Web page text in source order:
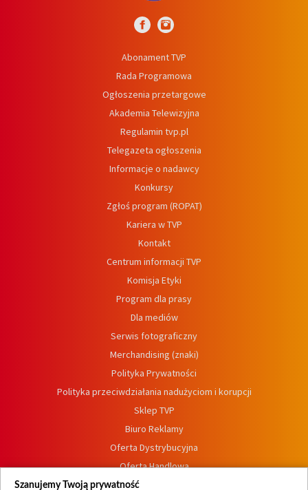
Abonament TVP
Rada Programowa
Ogłoszenia przetargowe
Akademia Telewizyjna
Regulamin tvp.pl
Telegazeta ogłoszenia
Informacje o nadawcy
Konkursy
Zgłoś program (ROPAT)
Kariera w TVP
Kontakt
Centrum informacji TVP
Komisja Etyki
Program dla prasy
Dla mediów
Serwis fotograficzny
Merchandising (znaki)
Polityka Prywatności
Polityka przeciwdziałania nadużyciom i korupcji
Sklep TVP
Biuro Reklamy
Oferta Dystrybucyjna
Oferta Handlowa
Dostępność
Szanujemy Twoją prywatność